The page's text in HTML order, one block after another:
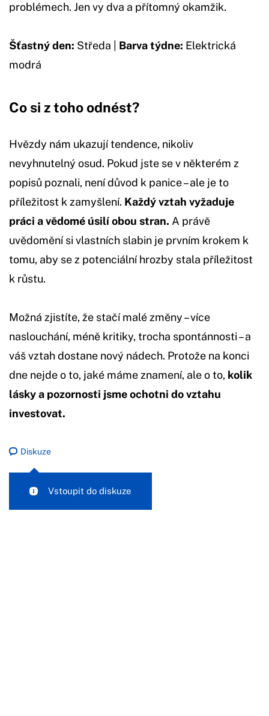
problémech. Jen vy dva a přítomný okamžik.
Šťastný den: Středa | Barva týdne: Elektrická
modrá
Co si z toho odnést?
Hvězdy nám ukazují tendence, nikoliv
nevyhnutelný osud. Pokud jste se v některém z
popisů poznali, není důvod k panice – ale je to
příležitost k zamyšlení. Každý vztah vyžaduje
práci a vědomé úsilí obou stran. A právě
uvědomění si vlastních slabin je prvním krokem k
tomu, aby se z potenciální hrozby stala příležitost
k růstu.
Možná zjistíte, že stačí malé změny – více
naslouchání, méně kritiky, trocha spontánnosti – a
váš vztah dostane nový nádech. Protože na konci
dne nejde o to, jaké máme znamení, ale o to, kolik
lásky a pozornosti jsme ochotni do vztahu
investovat.
Diskuze
Vstoupit do diskuze